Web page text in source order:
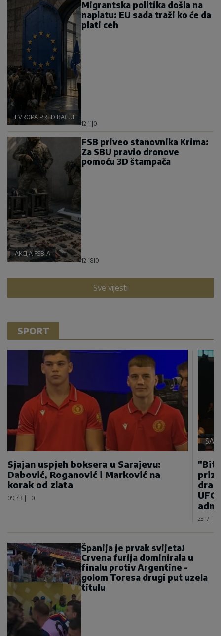
EVROPA PRED RAČUNOM
Migrantska politika došla na
naplatu: EU sada traži ko će da
plati ceh
12:11 0
AKCIJA FSB-A
FSB priveo stanovnika Krima:
Za SBU pravio dronove
pomoću 3D štampača
12:18 0
Sve vijesti
SPORT
Sjajan uspjeh boksera u Sarajevu:
Dabović, Roganović i Marković na
korak od zlata
09:43 0
23:17
Španija je prvak svijeta!
Crvena furija dominirala u
finalu protiv Argentine -
golom Toresa drugi put uzela
titulu